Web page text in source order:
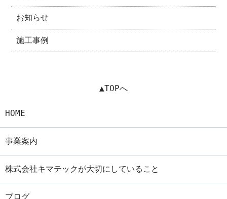
お知らせ
施工事例
▲TOPへ
HOME
事業案内
株式会社キマテックが大切にしていること
ブログ